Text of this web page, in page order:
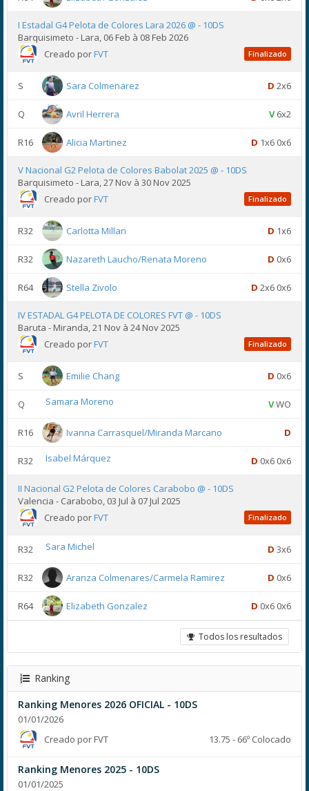
I Estadal G4 Pelota de Colores Lara 2026 @ - 10DS
Barquisimeto - Lara, 06 Feb à 08 Feb 2026
Creado porFVT Finalizado
S Sara Colmenarez D 2x6
Q Avril Herrera V6x2
R16 Alicia Martinez D 1x6 0x6
V Nacional G2 Pelota de Colores Babolat 2025 @ - 10DS
Barquisimeto - Lara, 27 Nov à 30 Nov 2025
Creado porFVT Finalizado
R32 Carlotta Millan D 1x6
R32 Nazareth Laucho/Renata Moreno D 0x6
R64 Stella Zivolo D 2x6 0x6
IV ESTADAL G4 PELOTA DE COLORES FVT @ - 10DS
Baruta - Miranda, 21 Nov à 24 Nov 2025
Creado porFVT Finalizado
S Emilie Chang D 0x6
Q Samara Moreno VWO
R16 Ivanna Carrasquel/Miranda Marcano D
R32 Isabel Márquez D 0x6 0x6
II Nacional G2 Pelota de Colores Carabobo @ - 10DS
Valencia - Carabobo, 03 Jul à 07 Jul 2025
Creado porFVT Finalizado
R32 Sara Michel D 3x6
R32 Aranza Colmenares/Carmela Ramirez D 0x6
R64 Elizabeth Gonzalez D 0x6 0x6
Todos los resultados
Ranking
Ranking Menores 2026 OFICIAL - 10DS
01/01/2026
Creado por FVT
13.75 - 66º Colocado
Ranking Menores 2025 - 10DS
01/01/2025